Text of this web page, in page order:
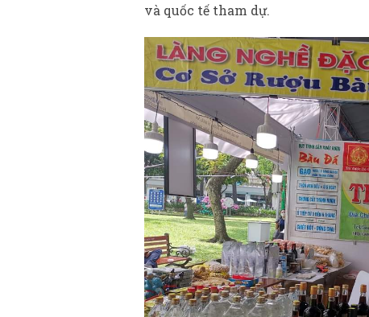
và quốc tế tham dự.